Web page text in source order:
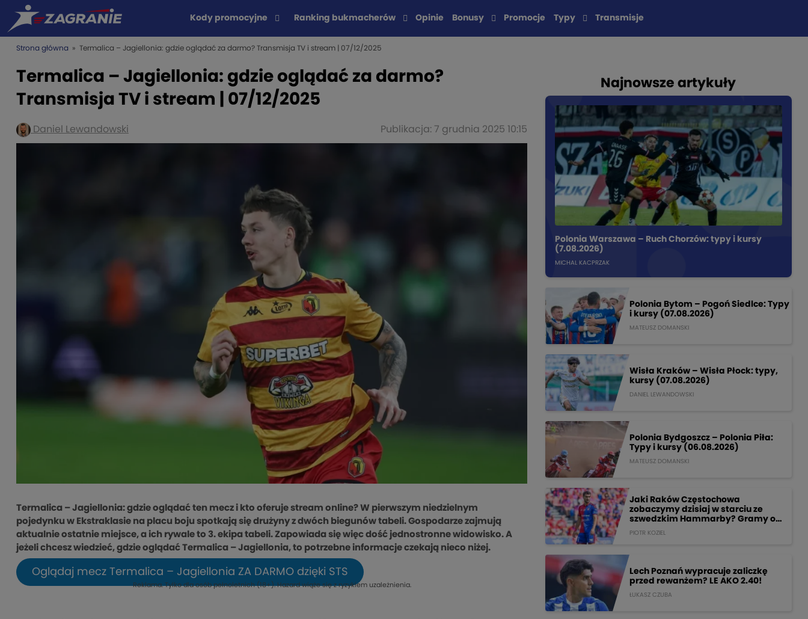
Kody promocyjne Ranking bukmacherów Opinie Bonusy Promocje Typy Transmisje
Strona główna » Termalica – Jagiellonia: gdzie oglądać za darmo? Transmisja TV i stream | 07/12/2025
Termalica – Jagiellonia: gdzie oglądać za darmo?
Transmisja TV i stream | 07/12/2025
Daniel Lewandowski Publikacja: 7 grudnia 2025 10:15
Termalica – Jagiellonia: gdzie oglądać ten mecz i kto oferuje stream online? W pierwszym niedzielnym
pojedynku w Ekstraklasie na placu boju spotkają się drużyny z dwóch biegunów tabeli. Gospodarze zajmują
aktualnie ostatnie miejsce, a ich rywale to 3. ekipa tabeli. Zapowiada się więc dość jednostronne widowisko. A
jeżeli chcesz wiedzieć, gdzie oglądać Termalica – Jagiellonia, to potrzebne informacje czekają nieco niżej.
Oglądaj mecz Termalica – Jagiellonia ZA DARMO dzięki STS
Reklama. Tylko dla osób pełnoletnich (18+). Hazard wiąże się z ryzykiem uzależnienia.
Najnowsze artykuły
Polonia Warszawa – Ruch Chorzów: typy i kursy
(7.08.2026)
MICHAL KACPRZAK
Polonia Bytom – Pogoń Siedlce: Typy
i kursy (07.08.2026)
MATEUSZ DOMANSKI
Wisła Kraków – Wisła Płock: typy,
kursy (07.08.2026)
DANIEL LEWANDOWSKI
Polonia Bydgoszcz – Polonia Piła:
Typy i kursy (06.08.2026)
MATEUSZ DOMANSKI
Jaki Raków Częstochowa
zobaczymy dzisiaj w starciu ze
szwedzkim Hammarby? Gramy o
PIOTR KOZIEL
Lech Poznań wypracuje zaliczkę
przed rewanżem? LE AKO 2.40!
ŁUKASZ CZUBA